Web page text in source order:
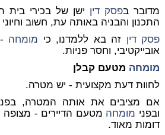
מדובר בפסק דין ישן של בכירי
התכנון והבניה באותה עת, חשוב
פסק דין זה בא ללמדנו, כי מומחה
אובייקטיבי, וחסר פניות.
מומחה מטעם קבלן
לחוות דעת מקצועית - יש מטרה.
אם מציבים את אותה המטרה,
ובפני מומחה מטעם הדיירים - מצופה
דומות מאוד.